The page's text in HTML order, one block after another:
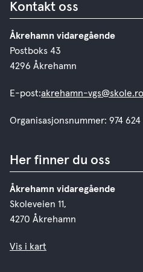
Kontakt oss
Åkrehamn vidaregående
Postboks 43
4296 Åkrehamn
E-post:akrehamn-
Organisasjonsnummer: 974 624
Her finner du oss
Åkrehamn vidaregående
Skoleveien 11,
4270 Åkrehamn
Vis i kart